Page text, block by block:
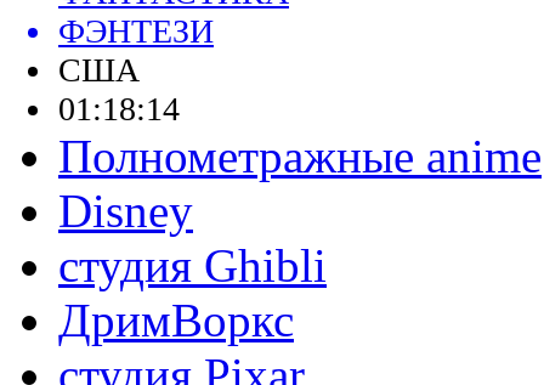
ФЭНТЕЗИ
США
01:18:14
Полнометражные anime
Disney
студия Ghibli
ДримВоркс